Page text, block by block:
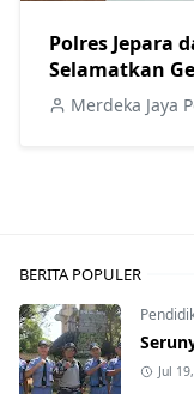
Polres Jepara
Selamatkan
Narkoba
Merdeka Jaya
BERITA POPULER
Jul